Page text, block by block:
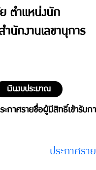
ตำแหน่งนัก
นักงานเลขานุการ
เงินงบประมาณ
ะกาศรายชื่อผู้มีสิทธิ์เข้ารับก
ประกาศรา